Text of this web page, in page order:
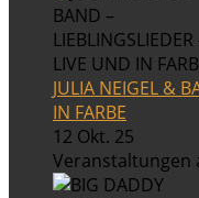
JULIA NEIGEL &
IN FARBE
12 Okt. 25
Veranstaltungen